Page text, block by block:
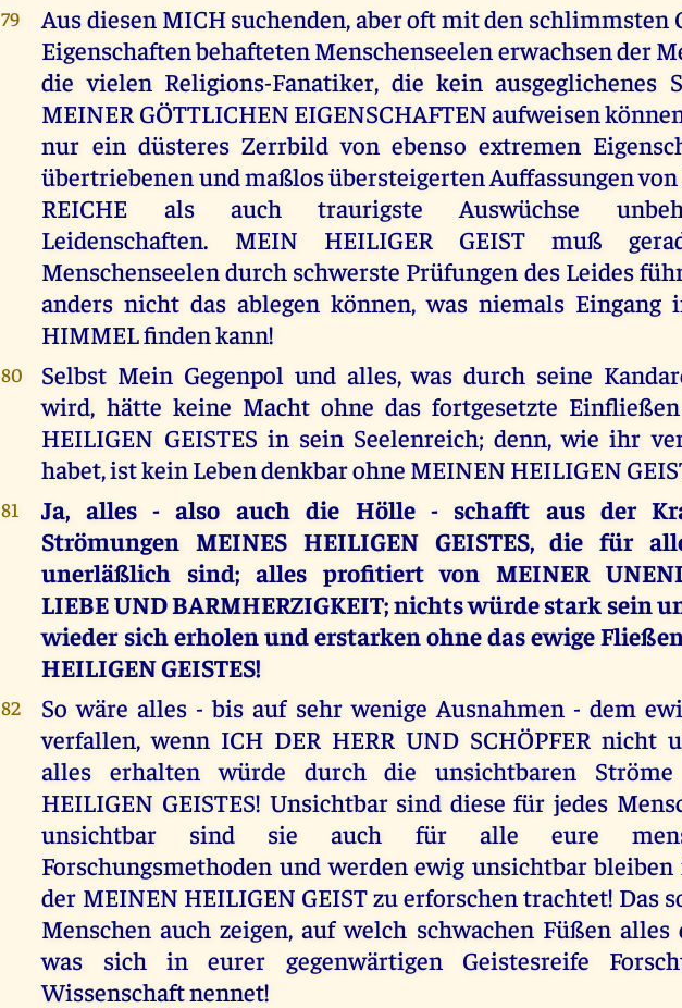
79
Aus diesen MICH suchenden, aber oft mit den schlimmsten
Eigenschaften behafteten Menschenseelen erwachsen der
die vielen Religions-Fanatiker, die kein ausgeglichenes
MEINER GÖTTLICHEN EIGENSCHAFTEN aufweisen
nur ein düsteres Zerrbild von ebenso extremen
übertriebenen und maßlos übersteigerten Auffassungen
REICHE als auch traurigste Auswüchse
Leidenschaften. MEIN HEILIGER GEIST muß
Menschenseelen durch schwerste Prüfungen des Leides
anders nicht das ablegen können, was niemals Eingang
HIMMEL finden kann!
80
Selbst Mein Gegenpol und alles, was durch seine
wird, hätte keine Macht ohne das fortgesetzte
HEILIGEN GEISTES in sein Seelenreich; denn, wie ihr
habet, ist kein Leben denkbar ohne MEINEN HEILIGEN
81
Ja, alles - also auch die Hölle - schafft aus der
Strömungen MEINES HEILIGEN GEISTES, die für
unerläßlich sind; alles profitiert von MEINER
LIEBE UND BARMHERZIGKEIT; nichts würde stark sein
wieder sich erholen und erstarken ohne das ewige
HEILIGEN GEISTES!
82
So wäre alles - bis auf sehr wenige Ausnahmen - dem
verfallen, wenn ICH DER HERR UND SCHÖPFER nicht
alles erhalten würde durch die unsichtbaren Ströme
HEILIGEN GEISTES! Unsichtbar sind diese für jedes
unsichtbar sind sie auch für alle eure
Forschungsmethoden und werden ewig unsichtbar bleiben
der MEINEN HEILIGEN GEIST zu erforschen trachtet! Das
Menschen auch zeigen, auf welch schwachen Füßen alles
was sich in eurer gegenwärtigen Geistesreife
Wissenschaft nennet!